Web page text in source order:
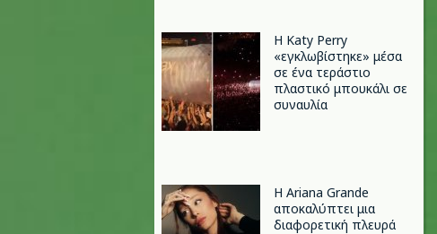
H Katy Perry
«εγκλωβίστηκε» μέσα
σε ένα τεράστιο
πλαστικό μπουκάλι σε
συναυλία
Η Ariana Grande
αποκαλύπτει μια
διαφορετική πλευρά